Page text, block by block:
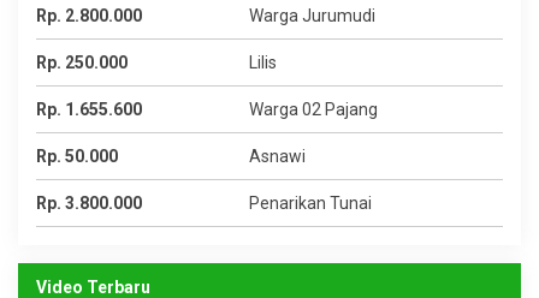
Rp. 2.800.000 Warga Jurumudi
Rp. 250.000 Lilis
Rp. 1.655.600 Warga 02 Pajang
Rp. 50.000 Asnawi
Rp. 3.800.000 Penarikan Tunai
Video Terbaru